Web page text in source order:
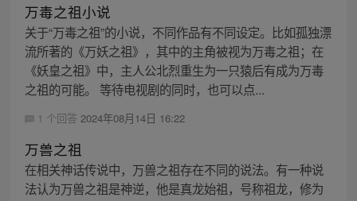
万毒之祖小说
关于“万毒之祖”的小说，不同作品有不同设定。比如孤独漂
流所著的《万妖之祖》，其中的主角被视为万毒之祖；在
《妖皇之祖》中，主人公北烈重生为一只猿后有成为万毒
之祖的可能。 等待电视剧的同时，也可以点...
1 个回答 2024年08月14日 16:22
万兽之祖
在相关神话传说中，万兽之祖存在不同的说法。有一种说
法认为万兽之祖是神逆，他是真龙始祖，号称祖龙，修为